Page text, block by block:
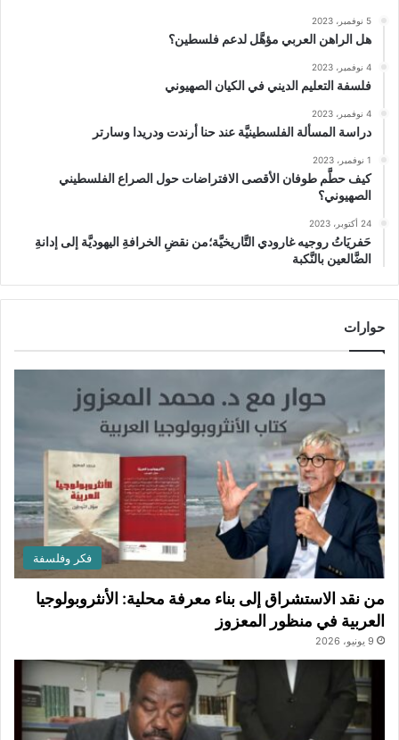
5 نوفمبر، 2023
هل الراهن العربي مؤهَّل لدعم فلسطين؟
4 نوفمبر، 2023
فلسفة التعليم الديني في الكيان الصهيوني
4 نوفمبر، 2023
دراسة المسألة الفلسطينيَّة عند حنا أرندت ودريدا وسارتر
1 نوفمبر، 2023
كيف حطَّم طوفان الأقصى الافتراضات حول الصراع الفلسطيني
الصهيوني؟
24 أكتوبر، 2023
حَفريَاتُ روجيه غارودي التَّاريخيَّة؛من نقضِ الخرافةِ اليهوديَّة إلى إدانةِ
الضَّالعين بالنَّكبة
حوارات
فكر وفلسفة
من نقد الاستشراق إلى بناء معرفة محلية: الأنثروبولوجيا
العربية في منظور المعزوز
9 يونيو، 2026